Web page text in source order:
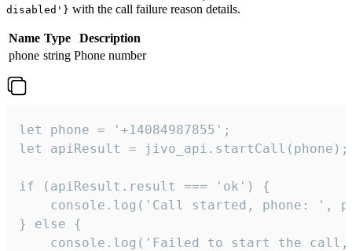
disabled'} with the call failure reason details.
Name Type
Description
phone string Phone number
let phone = '+14084987855';
let apiResult = jivo_api.startCall(phone);
if (apiResult.result === 'ok') {
console.log('Call started, phone: ',
} else {
console.log('Failed to start the